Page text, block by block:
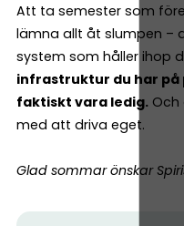
Att ta semester som
lämna allt åt slumpen –
system som håller ihop
infrastruktur du har på
faktiskt vara ledig. Och
med att driva eget.
Glad sommar önskar